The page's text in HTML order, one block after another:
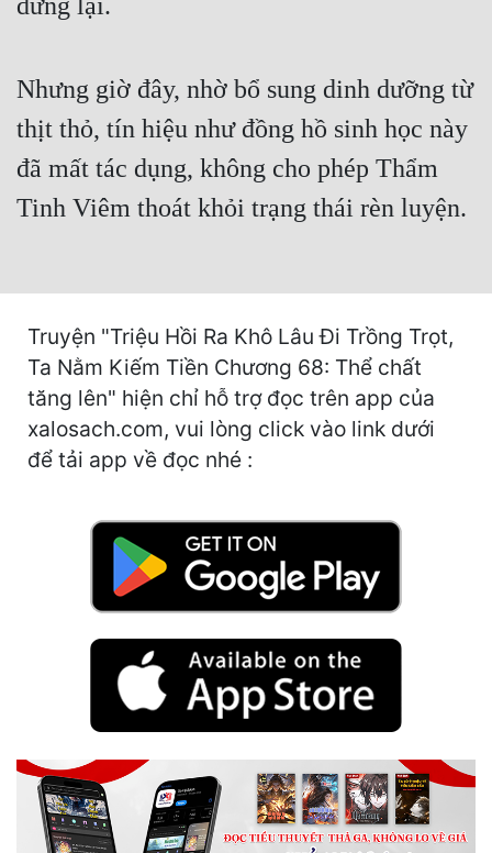
Hài Hước
Học Đường
Khoa Huyễn
Khoa Huyễn Không Gian
Kỳ Ảo
Linh Dị
Làm Giàu
Nữ Phụ
Phong Thủy - Tâm Linh
dừng lại.
Nhưng giờ đây, nhờ bổ sung dinh dưỡng từ
thịt thỏ, tín hiệu như đồng hồ sinh học này
đã mất tác dụng, không cho phép Thẩm
Tinh Viêm thoát khỏi trạng thái rèn luyện.
Truyện "Triệu Hồi Ra Khô Lâu Đi Trồng Trọt,
Ta Nằm Kiếm Tiền Chương 68: Thể chất
tăng lên" hiện chỉ hỗ trợ đọc trên app của
xalosach.com, vui lòng click vào link dưới
để tải app về đọc nhé :